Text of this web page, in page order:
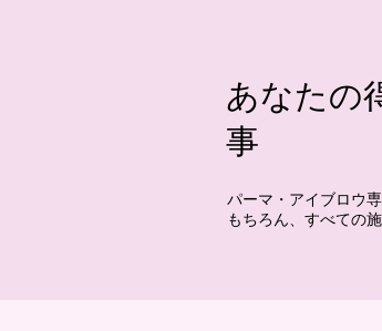
あなたの
事
パーマ・アイブロウ
もちろん、すべての